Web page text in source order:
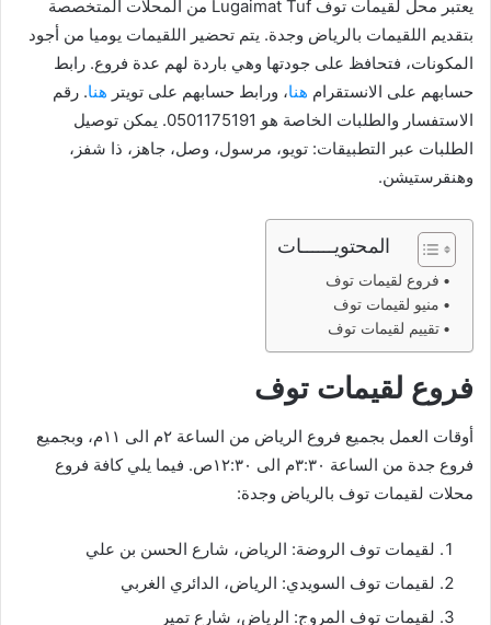
يعتبر محل لقيمات توف Lugaimat Tuf من المحلات المتخصصة
بتقديم اللقيمات بالرياض وجدة. يتم تحضير اللقيمات يوميا من أجود
المكونات، فتحافظ على جودتها وهي باردة لهم عدة فروع. رابط
حسابهم على الانستقرام هنا، ورابط حسابهم على تويتر هنا. رقم
الاستفسار والطلبات الخاصة هو 0501175191. يمكن توصيل
الطلبات عبر التطبيقات: تويو، مرسول، وصل، جاهز، ذا شفز،
وهنقرستيشن.
المحتويــــــات
فروع لقيمات توف
منيو لقيمات توف
تقييم لقيمات توف
فروع لقيمات توف
أوقات العمل بجميع فروع الرياض من الساعة ٢م الى ١١م، وبجميع
فروع جدة من الساعة ٣:٣٠م الى ١٢:٣٠ص. فيما يلي كافة فروع
محلات لقيمات توف بالرياض وجدة:
لقيمات توف الروضة: الرياض، شارع الحسن بن علي
لقيمات توف السويدي: الرياض، الدائري الغربي
لقيمات توف المروج: الرياض، شارع تمير